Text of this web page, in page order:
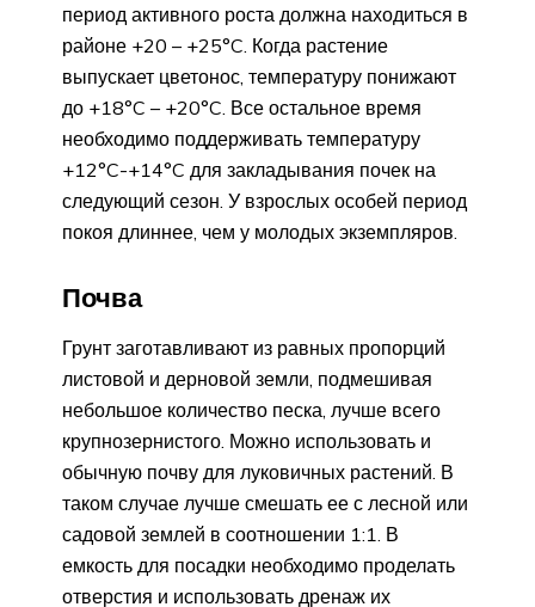
период активного роста должна находиться в
районе +20 – +25°C. Когда растение
выпускает цветонос, температуру понижают
до +18°C – +20°C. Все остальное время
необходимо поддерживать температуру
+12°C-+14°C для закладывания почек на
следующий сезон. У взрослых особей период
покоя длиннее, чем у молодых экземпляров.
Почва
Грунт заготавливают из равных пропорций
листовой и дерновой земли, подмешивая
небольшое количество песка, лучше всего
крупнозернистого. Можно использовать и
обычную почву для луковичных растений. В
таком случае лучше смешать ее с лесной или
садовой землей в соотношении 1:1. В
емкость для посадки необходимо проделать
отверстия и использовать дренаж их